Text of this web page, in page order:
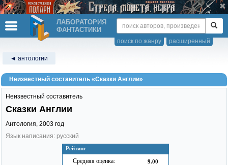
ЛАБОРАТОРИЯ
ФАНТАСТИКИ
расширенный
поиск по жанру
◄ антологии
Неизвестный составитель «Сказки Англии»
Рейтинг
Средняя оценка: 9.00
Неизвестный составитель
Сказки Англии
Антология, 2003 год
Язык написания: русский